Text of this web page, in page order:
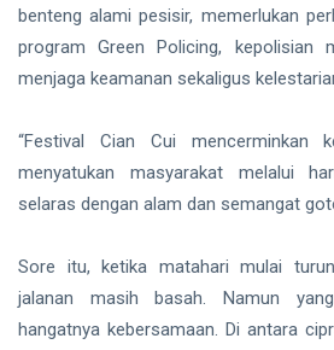
benteng alami pesisir, memerlukan
program Green Policing, kepolisian
menjaga keamanan sekaligus
“Festival Cian Cui mencerminkan
menyatukan masyarakat melalui
selaras dengan alam dan semangat
Sore itu, ketika matahari mulai
jalanan masih basah. Namun
hangatnya kebersamaan. Di antara